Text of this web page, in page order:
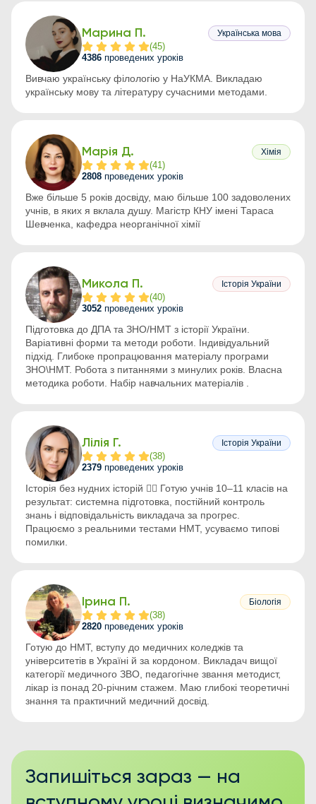
Марина П. Українська мова
(45)
4386 проведених уроків
Вивчаю українську філологію у НаУКМА. Викладаю
українську мову та літературу сучасними методами.
Марія Д. Хімія
(41)
2808 проведених уроків
Вже більше 5 років досвіду, маю більше 100 задоволених
учнів, в яких я вклала душу. Магістр КНУ імені Тараса
Шевченка, кафедра неорганічної хімії
Микола П. Історія України
(40)
3052 проведених уроків
Підготовка до ДПА та ЗНО/НМТ з історії України.
Варіативні форми та методи роботи. Індивідуальний
підхід. Глибоке пропрацювання матеріалу програми
ЗНО\НМТ. Робота з питаннями з минулих років. Власна
методика роботи. Набір навчальних матеріалів .
Лілія Г. Історія України
(38)
2379 проведених уроків
Історія без нудних історій ✋🏻 Готую учнів 10–11 класів на
результат: системна підготовка, постійний контроль
знань і відповідальність викладача за прогрес.
Працюємо з реальними тестами НМТ, усуваємо типові
помилки.
Ірина П. Біологія
(38)
2820 проведених уроків
Готую до НМТ, вступу до медичних коледжів та
університетів в Україні й за кордоном. Викладач вищої
категорії медичного ЗВО, педагогічне звання методист,
лікар із понад 20-річним стажем. Маю глибокі теоретичні
знання та практичний медичний досвід.
Запишіться зараз — на